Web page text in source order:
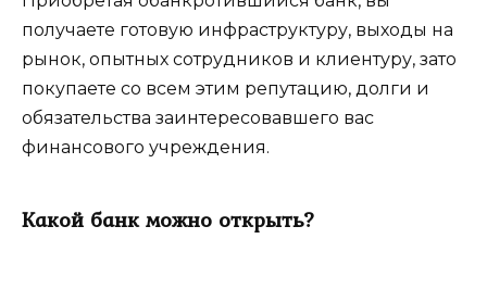
получаете готовую инфраструктуру, выходы на
рынок, опытных сотрудников и клиентуру, зато
покупаете со всем этим репутацию, долги и
обязательства заинтересовавшего вас
финансового учреждения.
Какой банк можно открыть?